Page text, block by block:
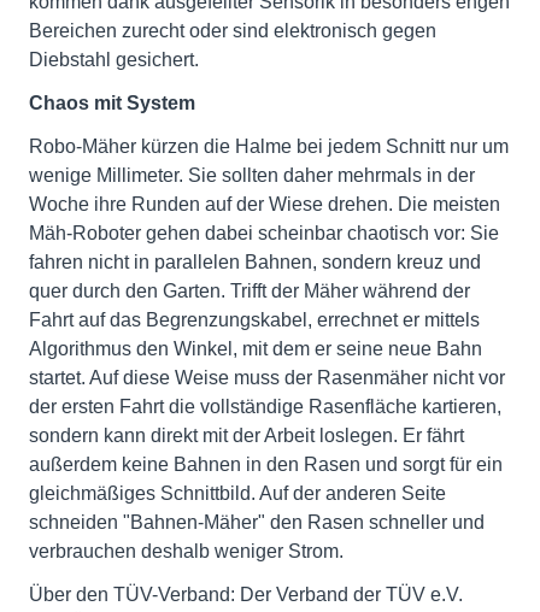
Bereichen zurecht oder sind elektronisch gegen
Diebstahl gesichert.
Chaos mit System
Robo-Mäher kürzen die Halme bei jedem Schnitt nur um
wenige Millimeter. Sie sollten daher mehrmals in der
Woche ihre Runden auf der Wiese drehen. Die meisten
Mäh-Roboter gehen dabei scheinbar chaotisch vor: Sie
fahren nicht in parallelen Bahnen, sondern kreuz und
quer durch den Garten. Trifft der Mäher während der
Fahrt auf das Begrenzungskabel, errechnet er mittels
Algorithmus den Winkel, mit dem er seine neue Bahn
startet. Auf diese Weise muss der Rasenmäher nicht vor
der ersten Fahrt die vollständige Rasenfläche kartieren,
sondern kann direkt mit der Arbeit loslegen. Er fährt
außerdem keine Bahnen in den Rasen und sorgt für ein
gleichmäßiges Schnittbild. Auf der anderen Seite
schneiden "Bahnen-Mäher" den Rasen schneller und
verbrauchen deshalb weniger Strom.
Über den TÜV-Verband: Der Verband der TÜV e.V.